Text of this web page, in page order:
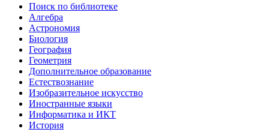
Поиск по библиотеке
Алгебра
Астрономия
Биология
География
Геометрия
Дополнительное образование
Естествознание
Изобразительное искусство
Иностранные языки
Информатика и ИКТ
История